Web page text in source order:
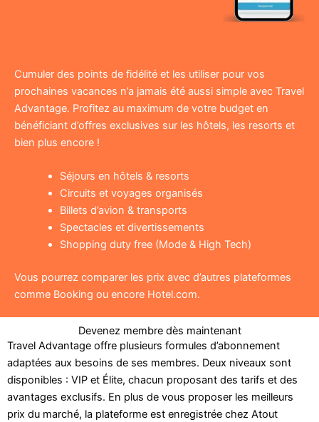
Cumuler des points de fidélité et les utiliser pour vos
prochaines vacances n’a jamais été aussi simple avec Travel
Advantage. Profitez au maximum de votre budget en
bénéficiant d’offres exclusives sur les hôtels, les resorts et
bien plus encore !
Séjours en hôtels & resorts
Circuits et voyages organisés
Billets d’avion & transports
Spectacles et divertissements
Shopping duty free (Mode & High Tech)
Vous pourrez comparer les prix avec d’autres plateformes
comme Booking ou encore Hotel.com.
Devenez membre dès maintenant
Travel Advantage offre plusieurs formules d’abonnement
adaptées aux besoins de ses membres. Deux niveaux sont
disponibles : VIP et Élite, chacun proposant des tarifs et des
avantages exclusifs. En plus de vous proposer les meilleurs
prix du marché, la plateforme est enregistrée chez Atout